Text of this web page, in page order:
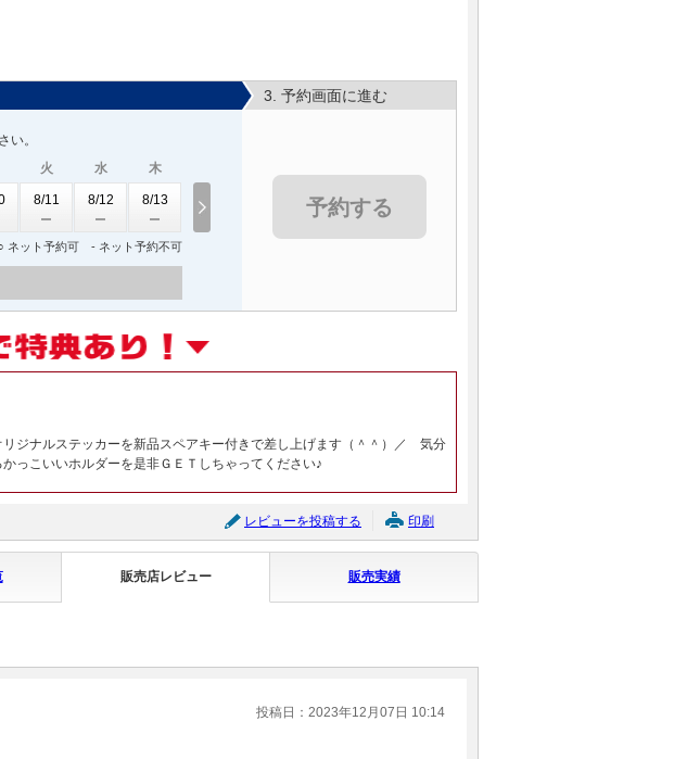
い。
火
8/11
水
8/12
木
8/13
ネット予約可 - ネット予約不可
3. 予約画面に進む
予約する
ジナルステッカーを新品スペアキー付きで差し上げます（＾＾）／ 気分
っこいいホルダーを是非ＧＥＴしちゃってください♪
レビューを投稿する 印刷
販売店レビュー 販売実績
投稿日：2023年12月07日 10:14